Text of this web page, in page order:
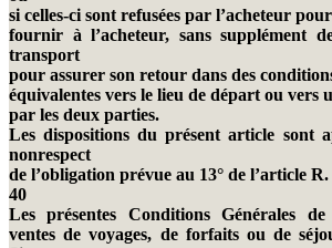
si celles-ci sont refusées par l’acheteur
fournir à l’acheteur, sans supplément
transport
pour assurer son retour dans des
équivalentes vers le lieu de départ ou vers
par les deux parties.
Les dispositions du présent article sont
nonrespect
de l’obligation prévue au 13° de l’article R.
40
Les présentes Conditions Générales
ventes de voyages, de forfaits ou de